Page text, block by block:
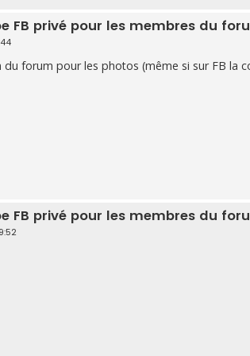
FB privé pour les membres du
du forum pour les photos (même si sur FB la
FB privé pour les membres du